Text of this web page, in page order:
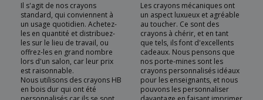
Il s'agit de nos crayons
standard, qui conviennent à
un usage quotidien. Achetez-
les en quantité et distribuez-
les sur le lieu de travail, ou
offrez-les en grand nombre
lors d'un salon, car leur prix
est raisonnable.
Nous utilisons des crayons HB
en bois dur qui ont été
Les crayons mécaniques ont
un aspect luxueux et agréable
au toucher. Ce sont des
crayons à chérir, et en tant
que tels, ils font d'excellents
cadeaux. Nous pensons que
nos porte-mines sont les
crayons personnalisés idéaux
pour les enseignants, et nous
pouvons les personnaliser